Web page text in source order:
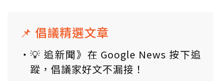
📌 倡議精選文章
💡 追新聞》在 Google News 按下追
蹤，倡議家好文不漏接！